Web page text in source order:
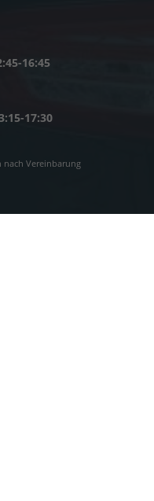
16:45
17:30
nach Vereinbarung